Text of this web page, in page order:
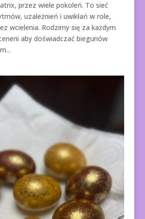
przez wiele pokoleń. To sieć
uzależnień i uwikłań w role,
wcielenia. Rodzimy się za każdym
aby doświadczać biegunów